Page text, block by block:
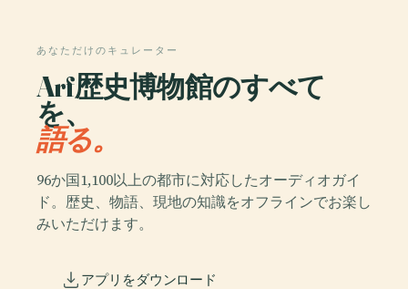
あなただけのキュレーター
Arf歴史博物館のすべて
を、
語る。
96か国1,100以上の都市に対応したオーディオガイ
ド。歴史、物語、現地の知識をオフラインでお楽し
みいただけます。
アプリをダウンロード